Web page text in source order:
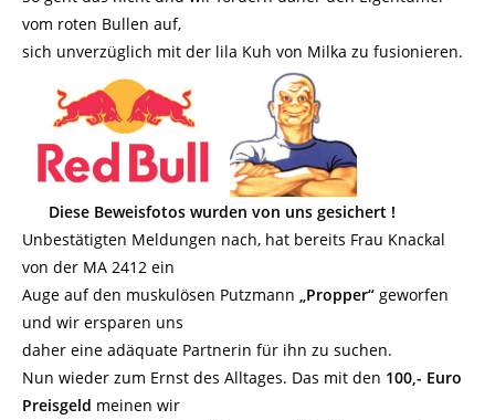
vom roten Bullen auf,
sich unverzüglich mit der lila Kuh von Milka zu fusionieren.
Diese Beweisfotos wurden von uns gesichert !
Unbestätigten Meldungen nach, hat bereits Frau Knackal
von der MA 2412 ein
Auge auf den muskulösen Putzmann „Propper“ geworfen
und wir ersparen uns
daher eine adäquate Partnerin für ihn zu suchen.
Nun wieder zum Ernst des Alltages. Das mit den 100,- Euro
Preisgeld meinen wir